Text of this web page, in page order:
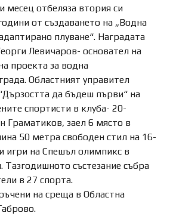
месец отбеляза втория си
от създаването на „Водна
плуване“. Наградата
Левичаров- основател на
проекта за водна
Областният управител
да бъдеш първи“ на
спортисти в клуба- 20-
Граматиков, заел 6 място в
50 метра свободен стил на 16-
игри на Спешъл олимпикс в
Тазгодишното състезание събра
в 27 спорта.
на среща в Областна